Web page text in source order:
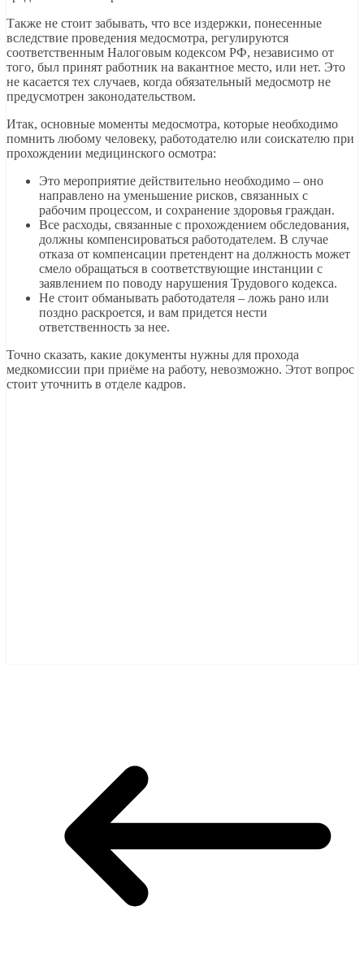
Также не стоит забывать, что все издержки, понесенные
вследствие проведения медосмотра, регулируются
соответственным Налоговым кодексом РФ, независимо от
того, был принят работник на вакантное место, или нет. Это
не касается тех случаев, когда обязательный медосмотр не
предусмотрен законодательством.
Итак, основные моменты медосмотра, которые необходимо
помнить любому человеку, работодателю или соискателю при
прохождении медицинского осмотра:
Это мероприятие действительно необходимо – оно
направлено на уменьшение рисков, связанных с
рабочим процессом, и сохранение здоровья граждан.
Все расходы, связанные с прохождением обследования,
должны компенсироваться работодателем. В случае
отказа от компенсации претендент на должность может
смело обращаться в соответствующие инстанции с
заявлением по поводу нарушения Трудового кодекса.
Не стоит обманывать работодателя – ложь рано или
поздно раскроется, и вам придется нести
ответственность за нее.
Точно сказать, какие документы нужны для прохода
медкомиссии при приёме на работу, невозможно. Этот вопрос
стоит уточнить в отделе кадров.